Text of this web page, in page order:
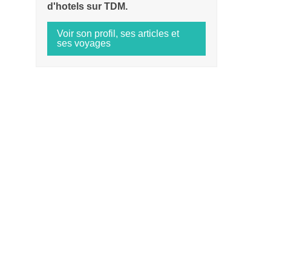
d'hotels sur TDM.
Voir son profil, ses articles et
ses voyages